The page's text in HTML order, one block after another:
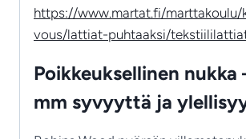
https://www.martat.fi/
vous/lattiat-puhtaaksi/
Poikkeuksellinen nukka
mm syvyyttä ja